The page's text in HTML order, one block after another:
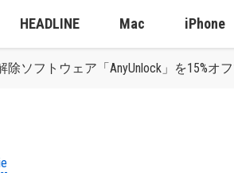
HEADLINE Mac iPhone
除ソフトウェア「AnyUnlock」を15%オ